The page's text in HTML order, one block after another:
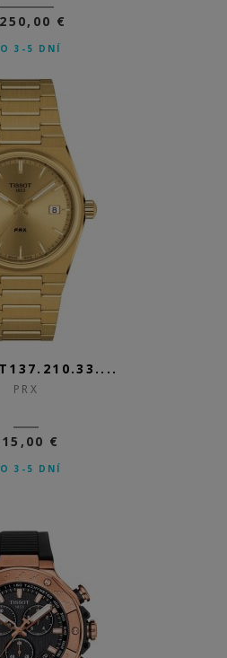
€
3-5 DNÍ
PRX
€
3-5 DNÍ